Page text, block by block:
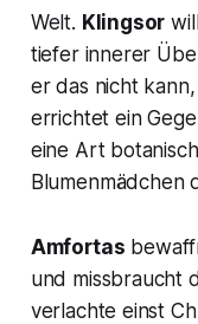
Welt. Klingsor
tiefer innerer
er das nicht
errichtet ein
eine Art
Blumenmädchen
Amfortas
und missbraucht
verlachte einst